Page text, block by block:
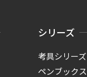
シリーズ
考具シリーズ
ペンブックス